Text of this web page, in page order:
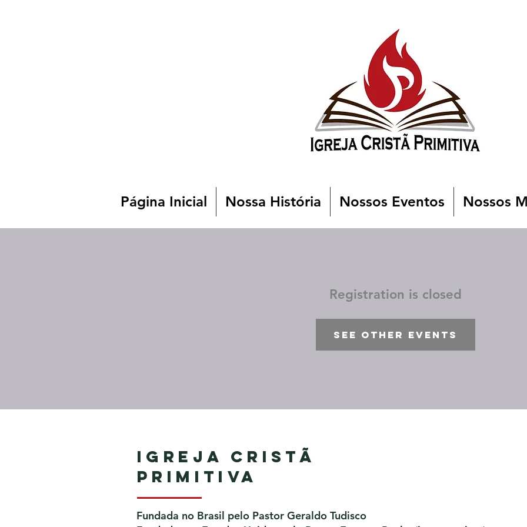
Página Inicial Nossa História Nossos Eventos Nossos
Registration is closed
See other events
Igreja Cristã
Primitiva
Fundada no Brasil pelo Pastor Geraldo Tudisco